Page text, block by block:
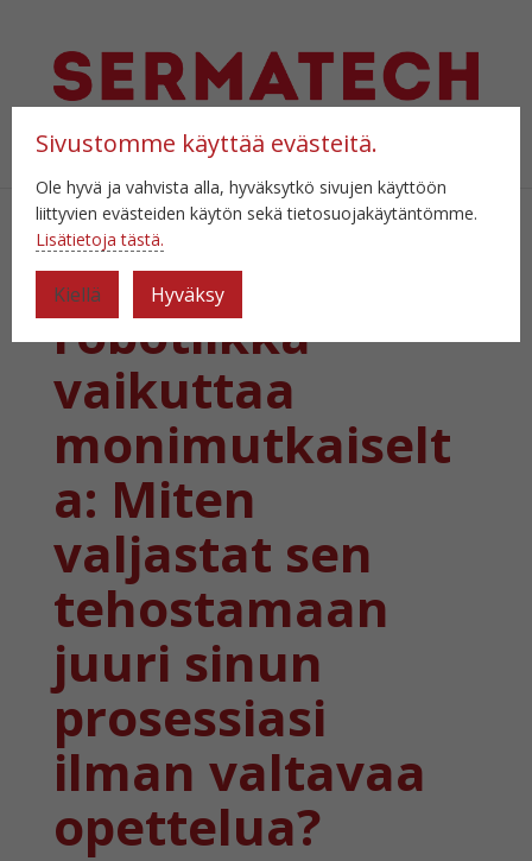
Valitse sivu
Teollinen
robotiikka
vaikuttaa
monimutkaiselt
a: Miten
valjastat sen
tehostamaan
juuri sinun
prosessiasi
ilman valtavaa
opettelua?
Sivustomme käyttää evästeitä.
Ole hyvä ja vahvista alla, hyväksytkö sivujen käyttöön
liittyvien evästeiden käytön sekä tietosuojakäytäntömme.
Lisätietoja tästä.
Kiellä Hyväksy